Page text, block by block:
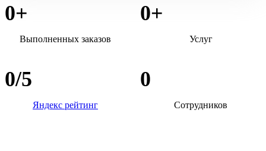
0+
Выполненных заказов
0+
Услуг
0/5
Яндекс рейтинг
0
Сотрудников